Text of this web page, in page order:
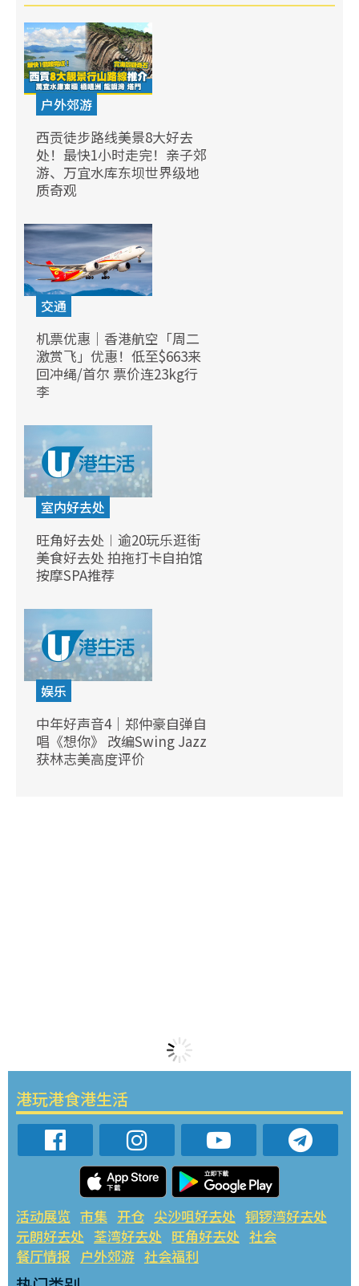
户外郊游
西贡徒步路线美景8大好去
处！最快1小时走完！亲子郊
游、万宜水库东坝世界级地
质奇观
交通
机票优惠｜香港航空「周二
激赏飞」优惠！低至$663来
回冲绳/首尔 票价连23kg行
李
室内好去处
旺角好去处︱逾20玩乐逛街
美食好去处 拍拖打卡自拍馆
按摩SPA推荐
娱乐
中年好声音4｜郑仲豪自弹自
唱《想你》 改编Swing Jazz
获林志美高度评价
港玩港食港生活
活动展览 市集 开仓 尖沙咀好去处 铜锣湾好去处
元朗好去处 荃湾好去处 旺角好去处 社会
餐厅情报 户外郊游 社会福利